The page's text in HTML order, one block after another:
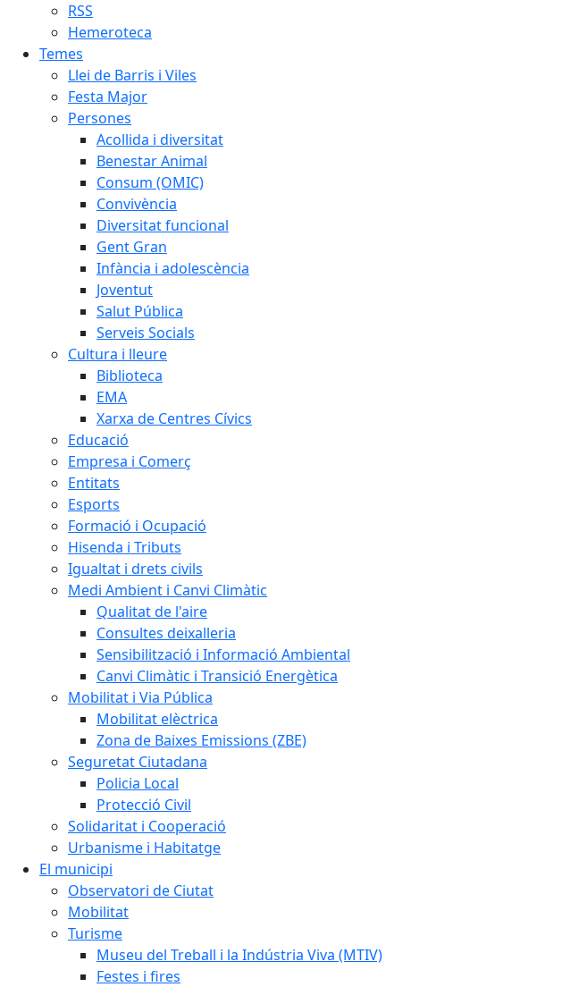
RSS
Hemeroteca
Temes
Llei de Barris i Viles
Festa Major
Persones
Acollida i diversitat
Benestar Animal
Consum (OMIC)
Convivència
Diversitat funcional
Gent Gran
Infància i adolescència
Joventut
Salut Pública
Serveis Socials
Cultura i lleure
Biblioteca
EMA
Xarxa de Centres Cívics
Educació
Empresa i Comerç
Entitats
Esports
Formació i Ocupació
Hisenda i Tributs
Igualtat i drets civils
Medi Ambient i Canvi Climàtic
Qualitat de l'aire
Consultes deixalleria
Sensibilització i Informació Ambiental
Canvi Climàtic i Transició Energètica
Mobilitat i Via Pública
Mobilitat elèctrica
Zona de Baixes Emissions (ZBE)
Seguretat Ciutadana
Policia Local
Protecció Civil
Solidaritat i Cooperació
Urbanisme i Habitatge
El municipi
Observatori de Ciutat
Mobilitat
Turisme
Museu del Treball i la Indústria Viva (MTIV)
Festes i fires